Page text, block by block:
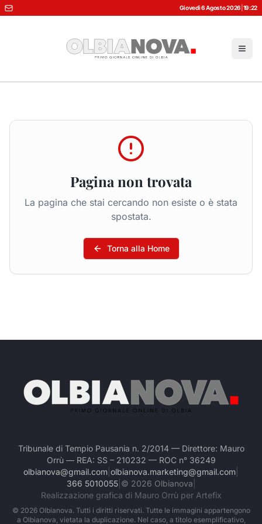
Giovedì 6 Agosto 2026 19:22
Pagina non trovata
La pagina che stai cercando non esiste o è stata
spostata.
Torna alla Home
Tribunale di Tempio Pausania n. 2/2014 — Direttore: Mauro
Orrù — REA: SS – 210232 — ROC n° 36249
olbianova@gmail.com olbianova.marketing@gmail.com
366 5010055| © 2026 Olbianova
Realizzazione grafica di Mauro Orrù per Artefix
© 2026Olbianova. Tutti i diritti riservati. Tutte le immagini appartengono
a Olbianova, vietata la duplicazione. Nel caso, a titolo esemplificativo,